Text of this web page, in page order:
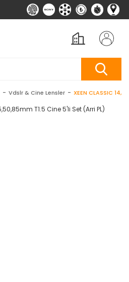
Vdslr & Cine Lensler XEEN CLASSIC